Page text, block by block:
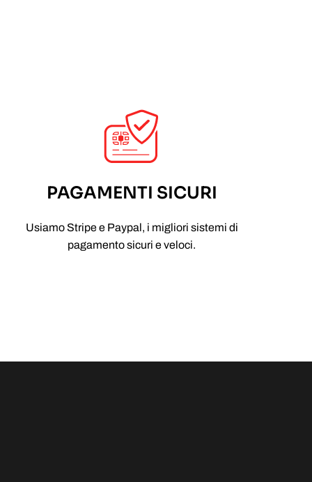
PAGAMENTI SICURI
Usiamo Stripe e Paypal, i migliori sistemi di
pagamento sicuri e veloci.